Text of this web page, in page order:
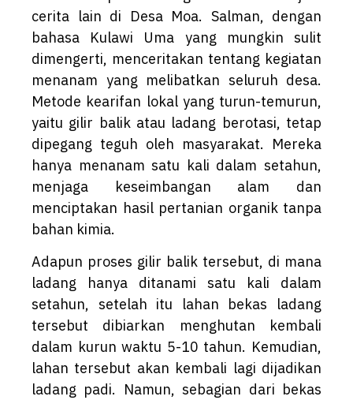
cerita lain di Desa Moa. Salman, dengan
bahasa Kulawi Uma yang mungkin sulit
dimengerti, menceritakan tentang kegiatan
menanam yang melibatkan seluruh desa.
Metode kearifan lokal yang turun-temurun,
yaitu gilir balik atau ladang berotasi, tetap
dipegang teguh oleh masyarakat. Mereka
hanya menanam satu kali dalam setahun,
menjaga keseimbangan alam dan
menciptakan hasil pertanian organik tanpa
bahan kimia.
Adapun proses gilir balik tersebut, di mana
ladang hanya ditanami satu kali dalam
setahun, setelah itu lahan bekas ladang
tersebut dibiarkan menghutan kembali
dalam kurun waktu 5-10 tahun. Kemudian,
lahan tersebut akan kembali lagi dijadikan
ladang padi. Namun, sebagian dari bekas